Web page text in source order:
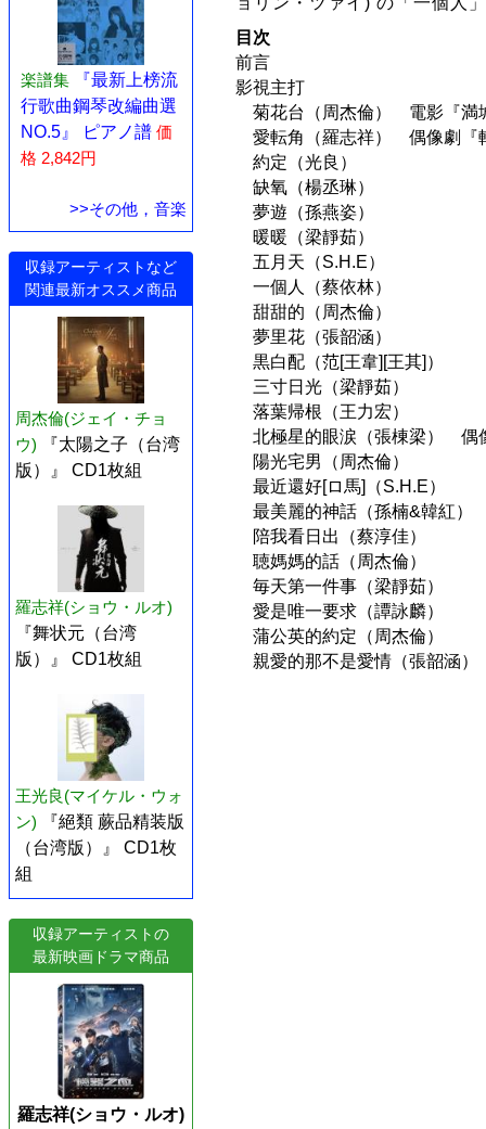
楽譜集
『最新上榜流
行歌曲鋼琴改編曲選
NO.5』 ピアノ譜 価
格 2,842円
>>その他，音楽
収録アーティストなど
関連最新オススメ商品
周杰倫(ジェイ・チョ
ウ)
『太陽之子（台湾
版）』 CD1枚組
羅志祥(ショウ・ルオ)
『舞状元（台湾
版）』 CD1枚組
王光良(マイケル・ウォ
ン)
『絕類 蕨品精装版
（台湾版）』 CD1枚
組
収録アーティストの
最新映画ドラマ商品
羅志祥(ショウ・ルオ)
目次
前言
影視主打
菊花台（周杰倫） 電影『満
愛転角（羅志祥） 偶像劇『
約定（光良）
缺氧（楊丞琳）
夢遊（孫燕姿）
暖暖（梁靜茹）
五月天（S.H.E）
一個人（蔡依林）
甜甜的（周杰倫）
夢里花（張韶涵）
黒白配（范[王韋][王其]）
三寸日光（梁靜茹）
落葉帰根（王力宏）
北極星的眼涙（張棟梁） 偶
陽光宅男（周杰倫）
最近還好[ロ馬]（S.H.E）
最美麗的神話（孫楠&韓紅）
陪我看日出（蔡淳佳）
聴媽媽的話（周杰倫）
毎天第一件事（梁靜茹）
愛是唯一要求（譚詠麟）
蒲公英的約定（周杰倫）
親愛的那不是愛情（張韶涵）